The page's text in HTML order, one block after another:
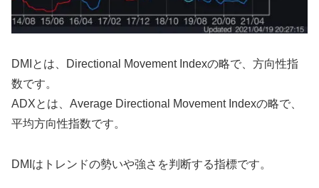
DMIとは、Directional Movement Indexの略で、方向性指
数です。
ADXとは、Average Directional Movement Indexの略で、
平均方向性指数です。
DMIはトレンドの勢いや強さを判断する指標です。